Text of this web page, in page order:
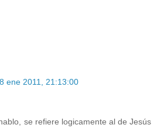
ene 2011, 21:13:00
se refiere logicamente al de Jesús